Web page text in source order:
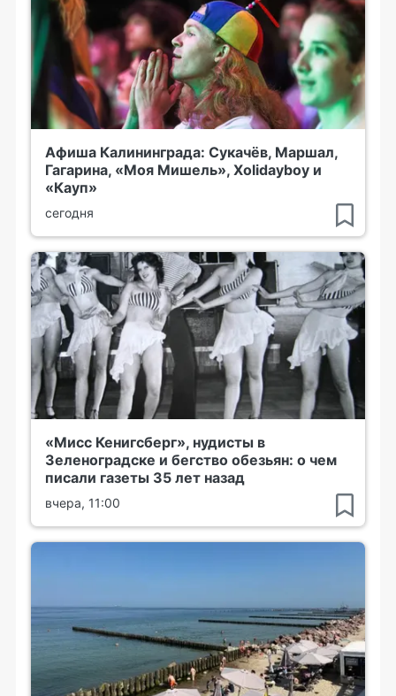
Афиша Калининграда: Сукачёв, Маршал,
Гагарина, «Моя Мишель», Xolidayboy и
«Кауп»
сегодня
«Мисс Кенигсберг», нудисты в
Зеленоградске и бегство обезьян: о чем
писали газеты 35 лет назад
вчера, 11:00